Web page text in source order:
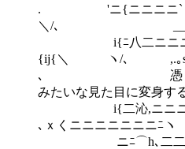
. 'ニ{ニニニニ`
＼/､
i{ﾆ八二ニニニニ
{ij{＼ ヽ/､ ,.｡s≦
､ 憑く、って
みたいな見た目に変身す
i{二沁,ニニニニ
､ｘくニニニニニニニﾆヽ
ニﾆ⌒h､二二二ﾆﾆ⌒